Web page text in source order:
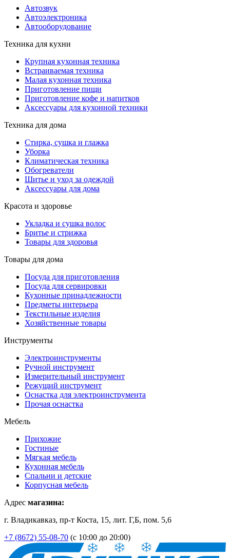
Автозвук
Автоэлектроника
Автооборудование
Техника для кухни
Крупная кухонная техника
Встраиваемая техника
Малая кухонная техника
Приготовление пищи
Приготовление кофе и напитков
Аксессуары для кухонной техники
Техника для дома
Стирка, сушка и глажка
Уборка
Климатическая техника
Обогреватели
Шитье и уход за одеждой
Аксессуары для дома
Красота и здоровье
Укладка и сушка волос
Бритье и стрижка
Товары для здоровья
Товары для дома
Посуда для приготовления
Посуда для сервировки
Кухонные принадлежности
Предметы интерьера
Текстильные изделия
Хозяйственные товары
Инструменты
Электроинструменты
Ручной инструмент
Измерительный инструмент
Режущий инструмент
Оснастка для электроинструмента
Прочая оснастка
Мебель
Прихожие
Гостиные
Мягкая мебель
Кухонная мебель
Спальни и детские
Корпусная мебель
Адрес магазина:
г. Владикавказ, пр-т Коста, 15, лит. Г,Б, пом. 5,6
+7 (8672) 55-08-70 (с 10:00 до 20:00)